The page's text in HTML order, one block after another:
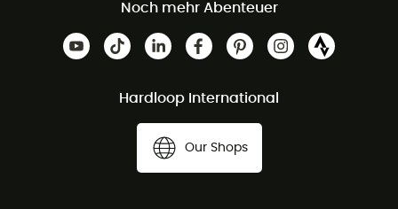
Noch mehr Abenteuer
Hardloop International
Our Shops